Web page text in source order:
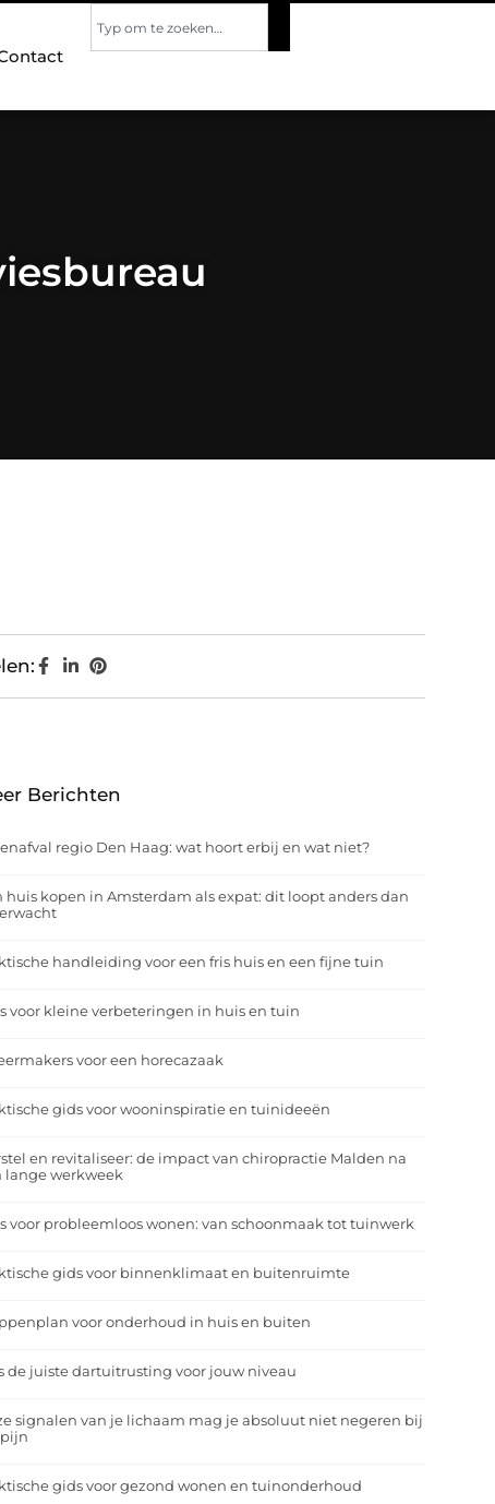
Berichten
regio Den Haag: wat hoort erbij en wat niet?
huis kopen in Amsterdam als expat: dit loopt anders dan
handleiding voor een fris huis en een fijne tuin
voor kleine verbeteringen in huis en tuin
voor een horecazaak
gids voor wooninspiratie en tuinideeën
en revitaliseer: de impact van chiropractie Malden na
lange werkweek
voor probleemloos wonen: van schoonmaak tot tuinwerk
gids voor binnenklimaat en buitenruimte
voor onderhoud in huis en buiten
de juiste dartuitrusting voor jouw niveau
signalen van je lichaam mag je absoluut niet negeren bij
gids voor gezond wonen en tuinonderhoud